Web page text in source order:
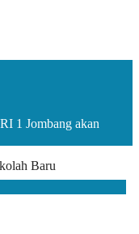
1 Jombang akan
Baru